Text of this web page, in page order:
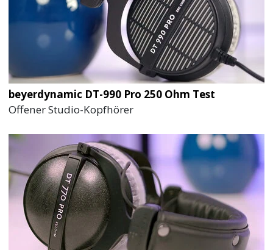
beyerdynamic DT-990 Pro 250 Ohm Test
Offener Studio-Kopfhörer